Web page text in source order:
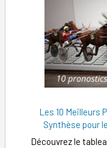
Les 10 Meilleurs
Synthèse pour
Découvrez le